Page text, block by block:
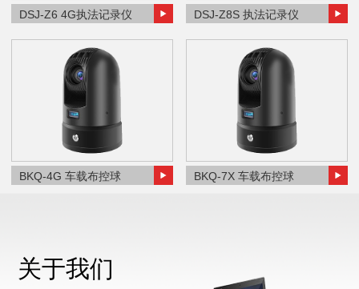
DSJ-Z6 4G执法记录仪 DSJ-Z8S 执法记录仪
BKQ-4G 车载布控球 BKQ-7X 车载布控球
关于我们